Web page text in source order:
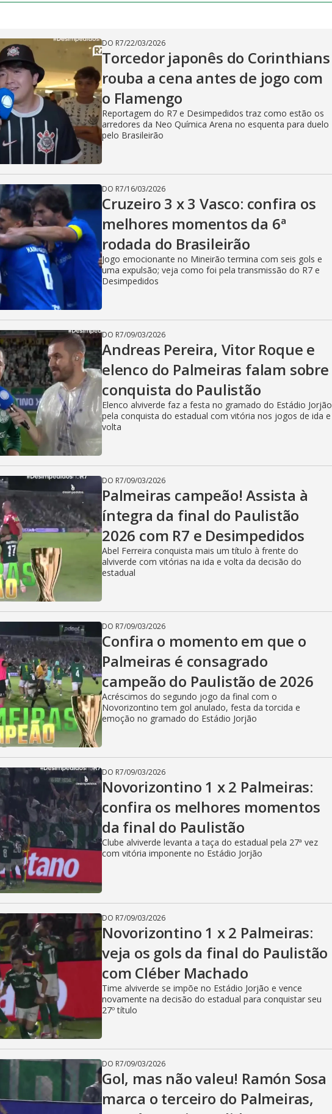
DO R7/22/03/2026
Torcedor japonês do Corinthians
rouba a cena antes de jogo com
o Flamengo
Reportagem do R7 e Desimpedidos traz como estão os
arredores da Neo Química Arena no esquenta para duelo
pelo Brasileirão
DO R7/16/03/2026
Cruzeiro 3 x 3 Vasco: confira os
melhores momentos da 6ª
rodada do Brasileirão
Jogo emocionante no Mineirão termina com seis gols e
uma expulsão; veja como foi pela transmissão do R7 e
Desimpedidos
DO R7/09/03/2026
Andreas Pereira, Vitor Roque e
elenco do Palmeiras falam sobre
conquista do Paulistão
Elenco alviverde faz a festa no gramado do Estádio Jorjão
pela conquista do estadual com vitória nos jogos de ida e
volta
DO R7/09/03/2026
Palmeiras campeão! Assista à
íntegra da final do Paulistão
2026 com R7 e Desimpedidos
Abel Ferreira conquista mais um título à frente do
alviverde com vitórias na ida e volta da decisão do
estadual
DO R7/09/03/2026
Confira o momento em que o
Palmeiras é consagrado
campeão do Paulistão de 2026
Acréscimos do segundo jogo da final com o
Novorizontino tem gol anulado, festa da torcida e
emoção no gramado do Estádio Jorjão
DO R7/09/03/2026
Novorizontino 1 x 2 Palmeiras:
confira os melhores momentos
da final do Paulistão
Clube alviverde levanta a taça do estadual pela 27ª vez
com vitória imponente no Estádio Jorjão
DO R7/09/03/2026
Novorizontino 1 x 2 Palmeiras:
veja os gols da final do Paulistão
com Cléber Machado
Time alviverde se impõe no Estádio Jorjão e vence
novamente na decisão do estadual para conquistar seu
27º título
DO R7/09/03/2026
Gol, mas não valeu! Ramón Sosa
marca o terceiro do Palmeiras,